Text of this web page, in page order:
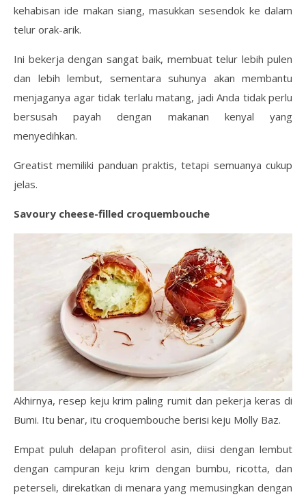
kehabisan ide makan siang, masukkan sesendok ke dalam
telur orak-arik.
Ini bekerja dengan sangat baik, membuat telur lebih pulen
dan lebih lembut, sementara suhunya akan membantu
menjaganya agar tidak terlalu matang, jadi Anda tidak perlu
bersusah payah dengan makanan kenyal yang
menyedihkan.
Greatist memiliki panduan praktis, tetapi semuanya cukup
jelas.
Savoury cheese-filled croquembouche
Akhirnya, resep keju krim paling rumit dan pekerja keras di
Bumi. Itu benar, itu croquembouche berisi keju Molly Baz.
Empat puluh delapan profiterol asin, diisi dengan lembut
dengan campuran keju krim dengan bumbu, ricotta, dan
peterseli, direkatkan di menara yang memusingkan dengan